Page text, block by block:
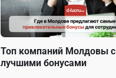
Топ компаний Молдовы с
лучшими бонусами